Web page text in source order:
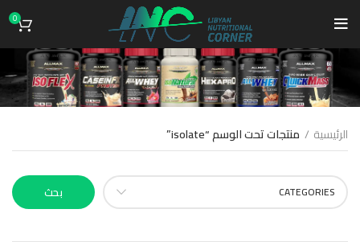
0
isolate
الرئيسية منتجات تحت الوسم “isolate”
CATEGORIES بحث